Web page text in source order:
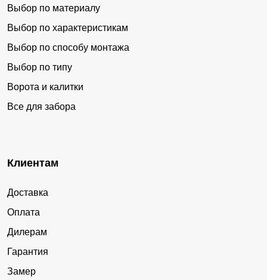
Выбор по материалу
Выбор по характеристикам
Выбор по способу монтажа
Выбор по типу
Ворота и калитки
Все для забора
Клиентам
Доставка
Оплата
Дилерам
Гарантия
Замер